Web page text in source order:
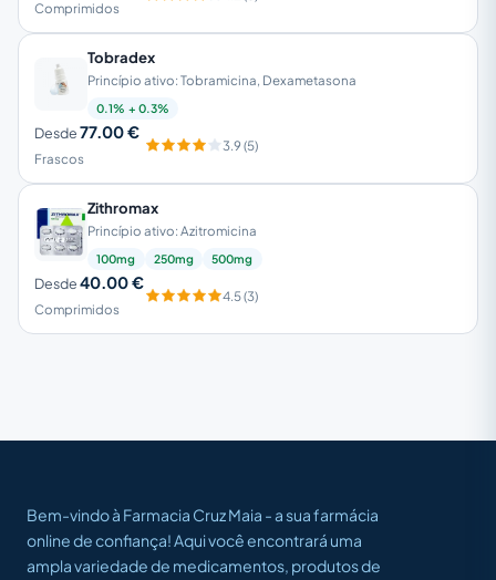
Tobradex
Princípio ativo: Tobramicina, Dexametasona
0.1% + 0.3%
Desde77.00 €
Frascos
3.9 (5)
Zithromax
Princípio ativo: Azitromicina
100mg 250mg 500mg
Desde40.00 €
Comprimidos
4.5 (3)
Comprimidos
Bem-vindo à Farmacia Cruz Maia - a sua farmácia
online de confiança! Aqui você encontrará uma
ampla variedade de medicamentos, produtos de